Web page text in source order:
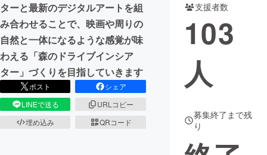
ターと最新のデジタルアートを組
み合わせることで、映画や周りの
自然と一体になるような感覚が味
わえる「森のドライブインシア
ター」づくりを目指していきます
ポスト
シェア
LINEで送る
URLコピー
埋め込み
QRコード
支援者数
103
人
募集終了まで残
り